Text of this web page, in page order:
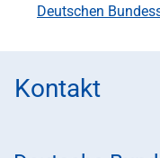
Deutschen
Kontakt